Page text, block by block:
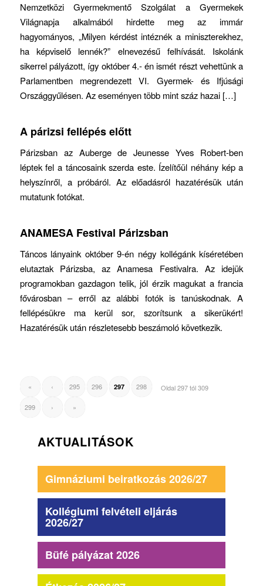
Nemzetközi Gyermekmentő Szolgálat a Gyermekek
Világnapja alkalmából hirdette meg az immár
hagyományos, „Milyen kérdést intéznék a miniszterekhez,
ha képviselő lennék?” elnevezésű felhívását. Iskolánk
sikerrel pályázott, így október 4.- én ismét részt vehettünk a
Parlamentben megrendezett VI. Gyermek- és Ifjúsági
Országgyűlésen. Az eseményen több mint száz hazai […]
A párizsi fellépés előtt
Párizsban az Auberge de Jeunesse Yves Robert-ben
léptek fel a táncosaink szerda este. Ízelítőül néhány kép a
helyszínről, a próbáról. Az előadásról hazatérésük után
mutatunk fotókat.
ANAMESA Festival Párizsban
Táncos lányaink október 9-én négy kollégánk kíséretében
elutaztak Párizsba, az Anamesa Festivalra. Az idejük
programokban gazdagon telik, jól érzik magukat a francia
fővárosban – erről az alábbi fotók is tanúskodnak. A
fellépésükre ma kerül sor, szorítsunk a sikerükért!
Hazatérésük után részletesebb beszámoló következik.
Oldal 297 tól 309
« ‹ 295 296 297 298
299 › »
AKTUALITÁSOK
Gimnáziumi beiratkozás 2026/27
Kollégiumi felvételi eljárás
2026/27
Büfé pályázat 2026